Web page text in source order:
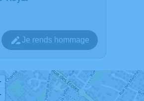
Je rends hommage